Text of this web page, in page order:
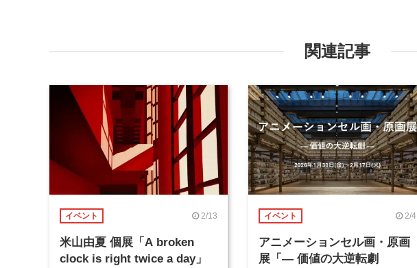
関連記事
イベント 2/13
米山由夏 個展「A broken
clock is right twice a day」
イベント 2/4
アニメーションセル画・原画
展「― 価値の大逆転劇